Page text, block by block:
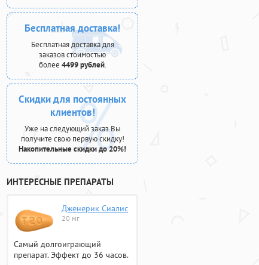
Бесплатная доставка!
Бесплатная доставка для
заказов стоимостью
более 4499 рублей.
Скидки для постоянных
клиентов!
Уже на следующий заказ Вы
получите свою первую скидку!
Накопительные скидки до 20%!
ИНТЕРЕСНЫЕ ПРЕПАРАТЫ
Дженерик Сиалис
20 мг
Самый долгоиграющий
препарат. Эффект до 36 часов.